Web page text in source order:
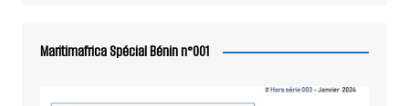
Maritimafrica Spécial Bénin n°001